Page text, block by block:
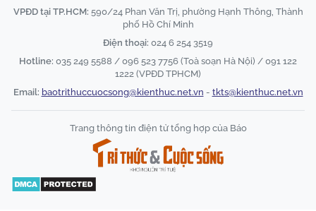
VPĐD tại TP.HCM: 590/24 Phan Văn Trị, phường Hạnh Thông, Thành
phố Hồ Chí Minh
Điện thoại: 024 6 254 3519
Hotline: 035 249 5588 / 096 523 7756 (Toà soạn Hà Nội) / 091 122
1222 (VPĐD TPHCM)
Email: baotrithuccuocsong@kienthuc.net.vn - tkts@kienthuc.net.vn
Trang thông tin điện tử tổng hợp của Báo